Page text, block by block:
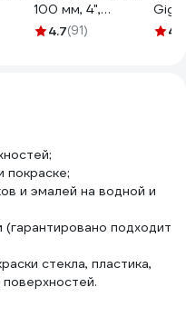
100 мм, 4",
светлая
4.7(91)
4.6
покраске;
и эмалей на водной и
подходит
стекла, пластика,